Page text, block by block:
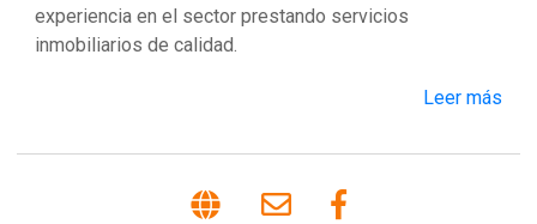
experiencia en el sector prestando servicios
inmobiliarios de calidad.
Leer más